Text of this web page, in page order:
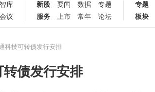
智库
会议
新股 要闻 数据
专题
服务
上市 常年 论坛
专题
板块
科技可转债发行安排
债发行安排